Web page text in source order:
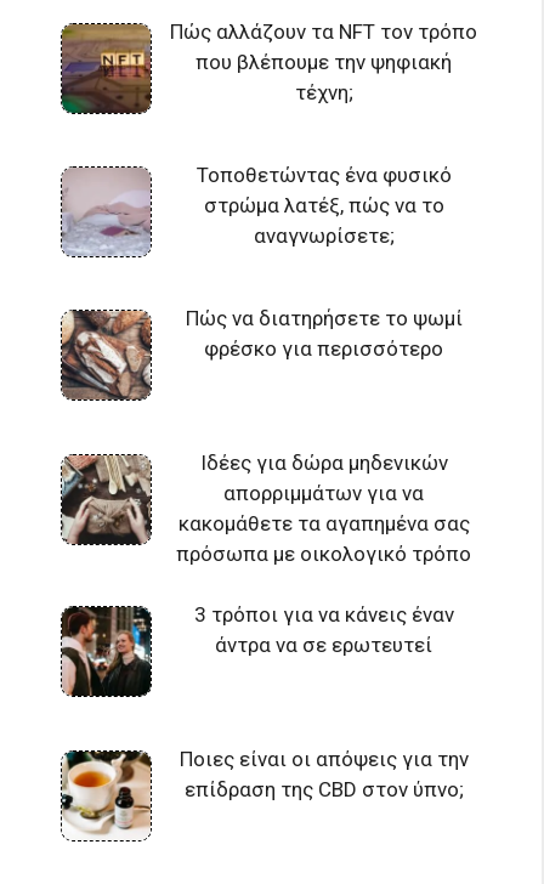
Πώς αλλάζουν τα NFT τον τρόπο
που βλέπουμε την ψηφιακή
τέχνη;
Τοποθετώντας ένα φυσικό
στρώμα λατέξ, πώς να το
αναγνωρίσετε;
Πώς να διατηρήσετε το ψωμί
φρέσκο ​​για περισσότερο
Ιδέες για δώρα μηδενικών
απορριμμάτων για να
κακομάθετε τα αγαπημένα σας
πρόσωπα με οικολογικό τρόπο
3 τρόποι για να κάνεις έναν
άντρα να σε ερωτευτεί
Ποιες είναι οι απόψεις για την
επίδραση της CBD στον ύπνο;